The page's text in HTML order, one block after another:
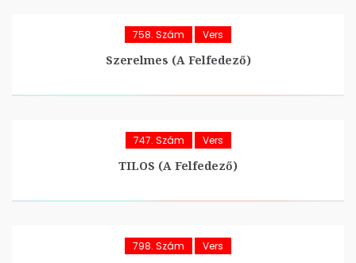
758. Szám Vers
Szerelmes (A Felfedező)
747. Szám Vers
TILOS (A Felfedező)
798. Szám Vers